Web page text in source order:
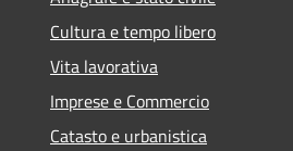
Cultura e tempo libero
Vita lavorativa
Imprese e Commercio
Catasto e urbanistica